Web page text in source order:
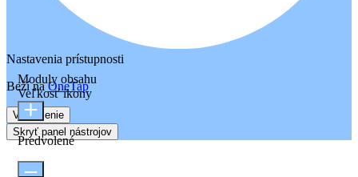
Nastavenia prístupnosti
Beží naOneTap
Vyhlásenie
Skryť panel nástrojov
Moduly obsahu
Veľkosť ikony
Predvolené